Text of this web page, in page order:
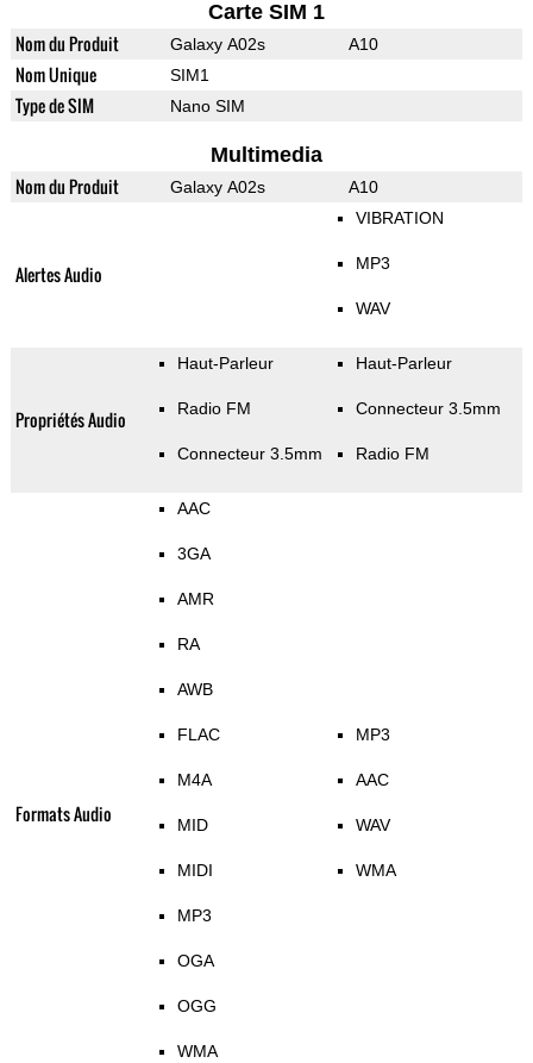
Carte SIM 1
Nom du Produit Galaxy A02s A10
Nom Unique SIM1
Type de SIM Nano SIM
Multimedia
Nom du Produit Galaxy A02s A10
Alertes Audio
VIBRATION
MP3
WAV
Propriétés Audio
Haut-Parleur
Radio FM
Connecteur 3.5mm
Haut-Parleur
Connecteur 3.5mm
Radio FM
Formats Audio
AAC
3GA
AMR
RA
AWB
FLAC
M4A
MID
MIDI
MP3
OGA
OGG
WMA
MP3
AAC
WAV
WMA